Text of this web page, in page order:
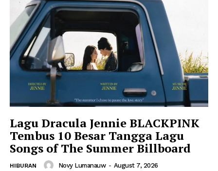
Lagu Dracula Jennie BLACKPINK
Tembus 10 Besar Tangga Lagu
Songs of The Summer Billboard
HIBURAN Novy Lumanauw - August 7, 2026